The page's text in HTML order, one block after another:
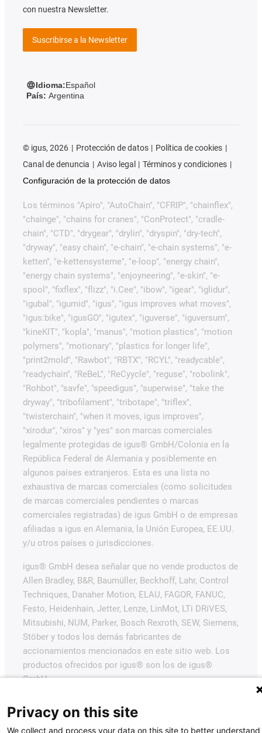
con nuestra Newsletter.
Suscribirse a la Newsletter
Idioma:Español
País: Argentina
© igus, 2026 Protección de datos
Política de cookies
Canal de denuncia
Aviso legal
Términos y condiciones
Configuración de la protección de datos
Los términos "Apiro", "AutoChain", "CFRIP", "chainflex",
"chainge", "chains for cranes", "ConProtect", "cradle-
chain", "CTD", "drygear", "drylin", "dryspin", "dry-tech",
"dryway", "easy chain", "e-chain", "e-chain systems", "e-
ketten", "e-kettensysteme", "e-loop", "energy chain",
"energy chain systems", "enjoyneering", "e-skin", "e-
spool", "fixflex", "flizz", "i.Cee", "ibow", "igear", "iglidur",
"igubal", "igumid", "igus", "igus improves what moves",
"igus:bike", "igusGO", "igutex", "iguverse", "iguversum",
"kineKIT", "kopla", "manus", "motion plastics", "motion
polymers", "motionary", "plastics for longer life",
"print2mold", "Rawbot", "RBTX", "RCYL", "readycable",
"readychain", "ReBeL", "ReCyycle", "reguse", "robolink",
"Rohbot", "savfe", "speedigus", "superwise", "take the
dryway", "tribofilament", "tribotape", "triflex",
"twisterchain", "when it moves, igus improves",
"xirodur", "xiros" y "yes" son marcas comerciales
legalmente protegidas de igus® GmbH/Colonia en la
República Federal de Alemania y posiblemente en
algunos países extranjeros. Esta es una lista no
exhaustiva de marcas comerciales (como solicitudes
de marcas comerciales pendientes o marcas
comerciales registradas) de igus GmbH o de empresas
afiliadas a igus en Alemania, la Unión Europea, EE.UU.
y/u otros países o jurisdicciones.
igus® GmbH desea señalar que no vende productos de
Allen Bradley, B&R, Baumüller, Beckhoff, Lahr, Control
Techniques, Danaher Motion, ELAU, FAGOR, FANUC,
Festo, Heidenhain, Jetter, Lenze, LinMot, LTi DRiVES,
Mitsubishi, NUM, Parker, Bosch Rexroth, SEW, Siemens,
Stöber y todos los demás fabricantes de
accionamientos mencionados en este sitio web. Los
productos ofrecidos por igus® son los de igus®
GmbH.
Privacy on this site
We collect and process your data on this site to better understand